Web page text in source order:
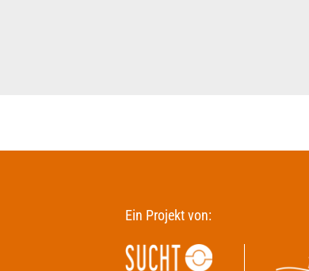
Ein Projekt von: